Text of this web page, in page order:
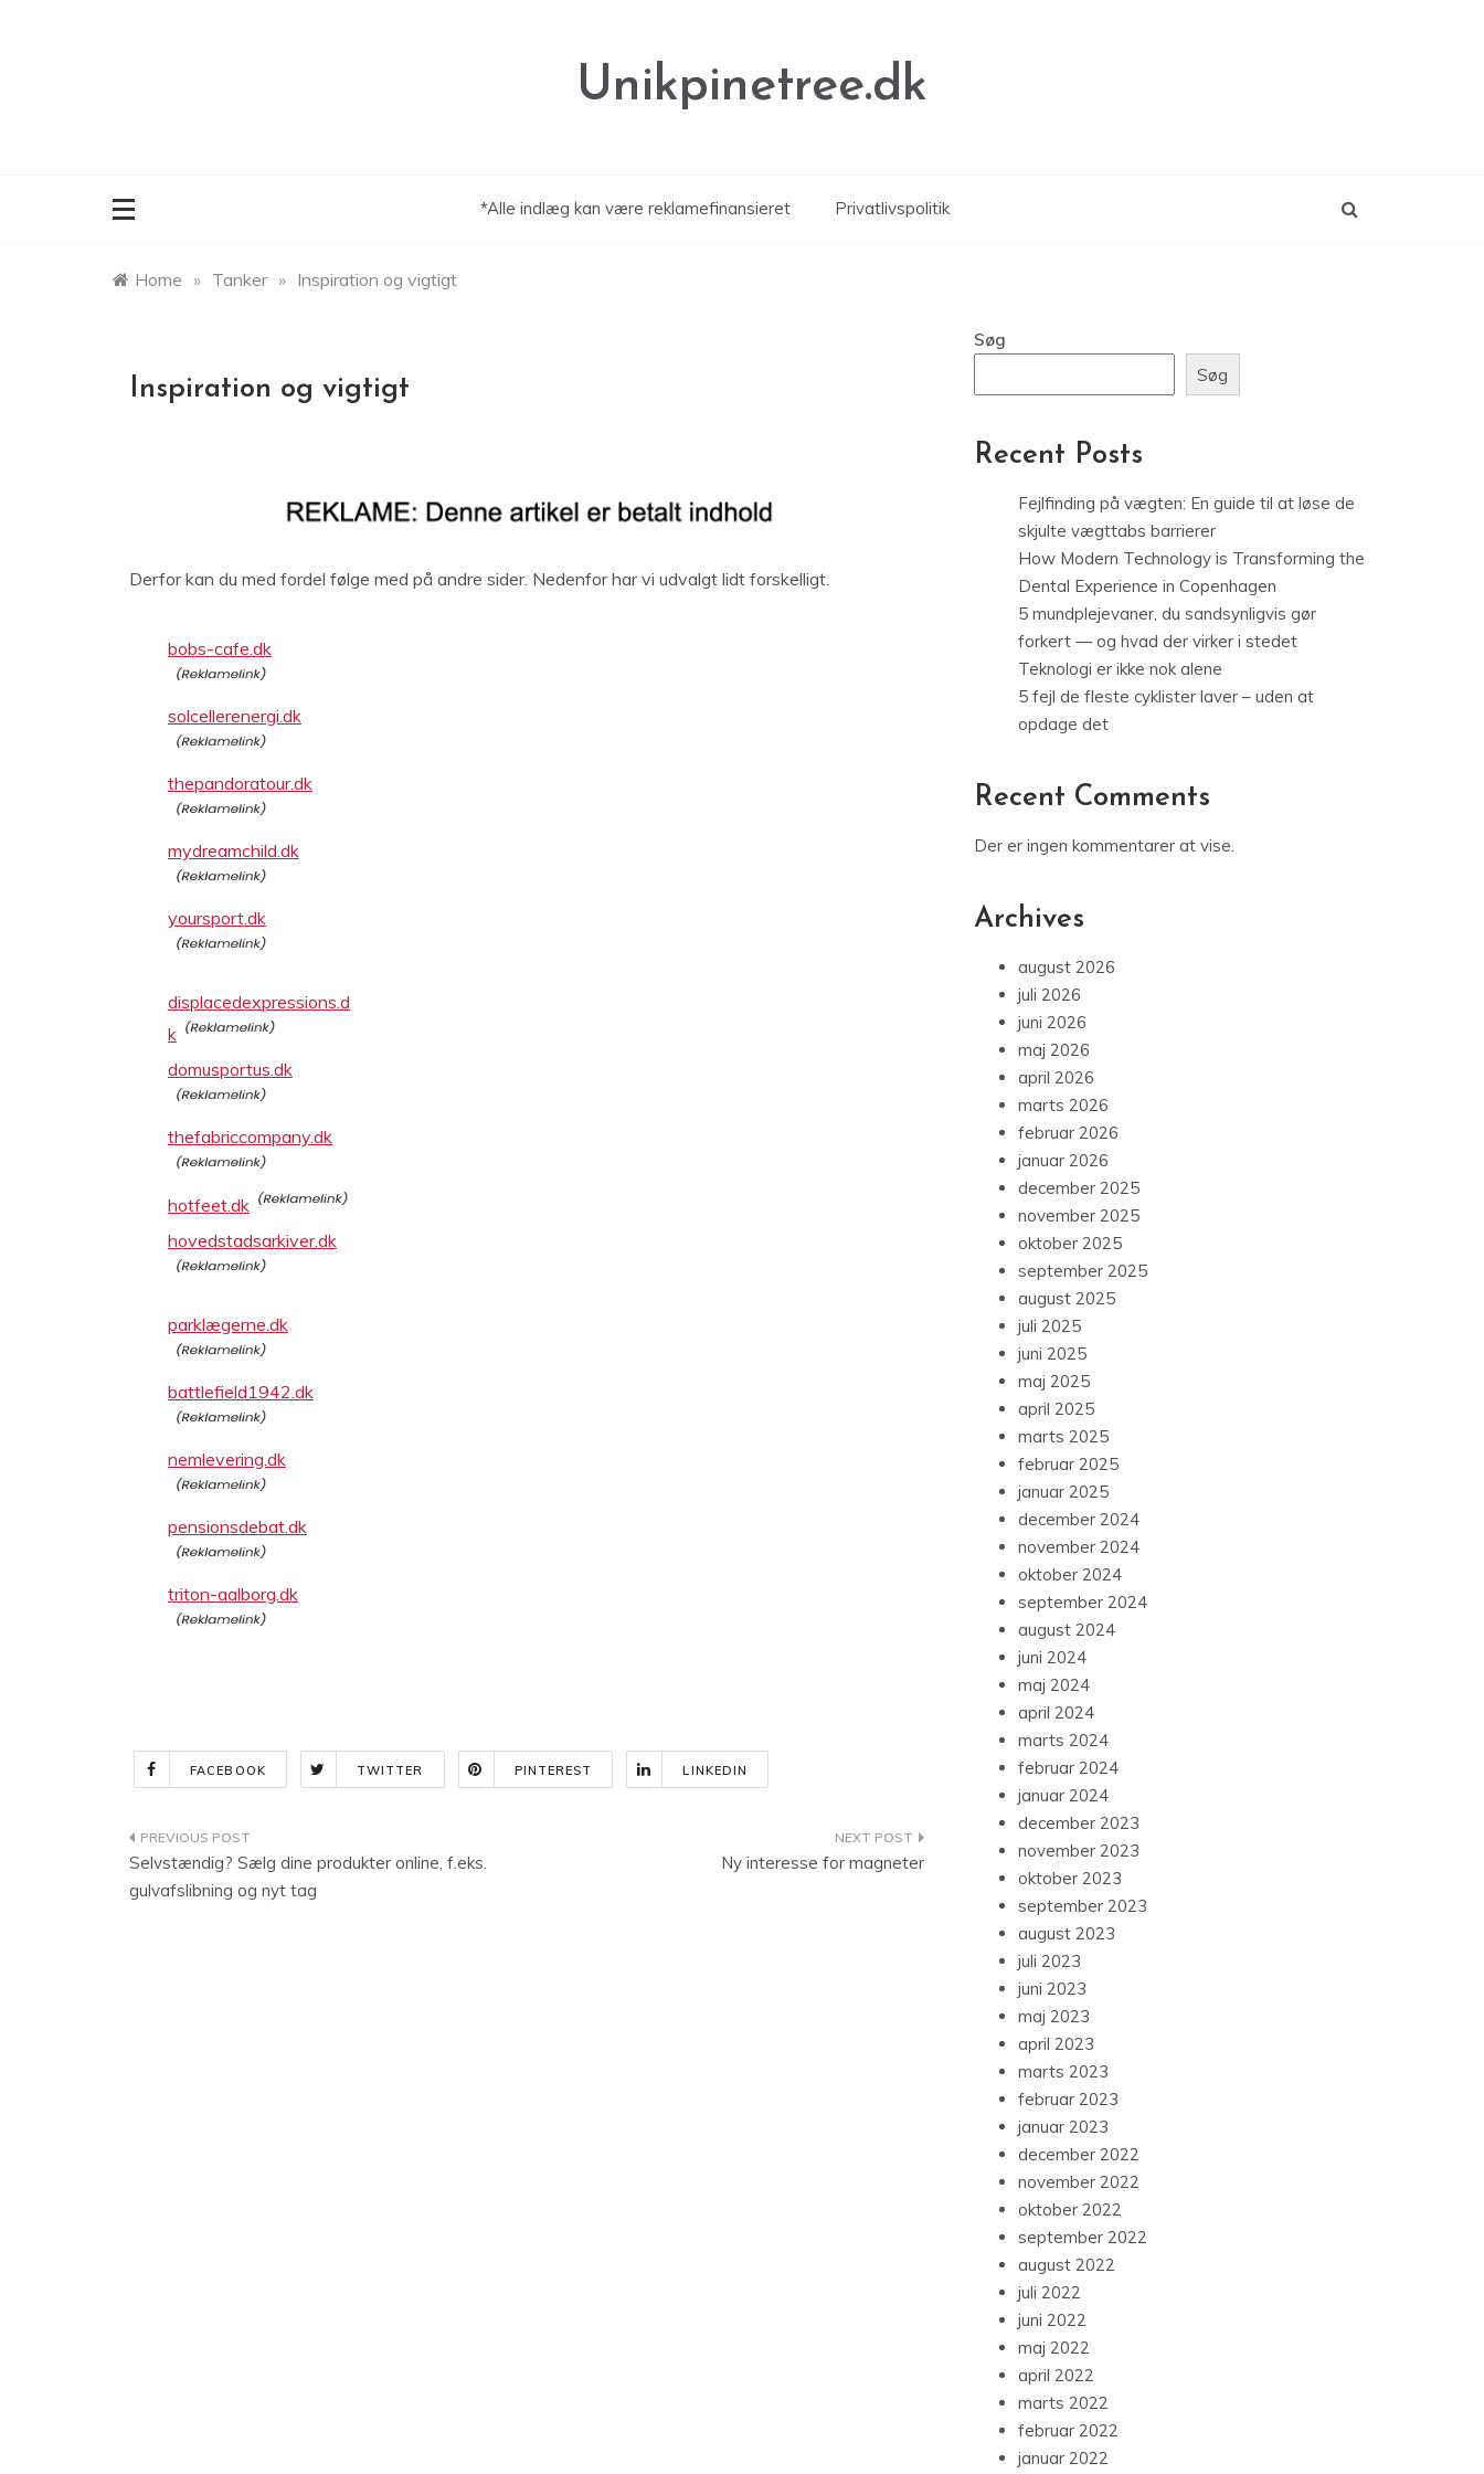
Unikpinetree.dk
*Alle indlæg kan være reklamefinansieret Privatlivspolitik
Home » Tanker » Inspiration og vigtigt
Inspiration og vigtigt
Derfor kan du med fordel følge med på andre sider. Nedenfor har vi udvalgt lidt forskelligt.
bobs-cafe.dk
solcellerenergi.dk
thepandoratour.dk
mydreamchild.dk
yoursport.dk
displacedexpressions.d
k
domusportus.dk
thefabriccompany.dk
hotfeet.dk
hovedstadsarkiver.dk
parklægerne.dk
battlefield1942.dk
nemlevering.dk
pensionsdebat.dk
triton-aalborg.dk
FACEBOOK TWITTER PINTEREST LINKEDIN
Indlægsnavigation
Selvstændig? Sælg dine produkter online, f.eks.
gulvafslibning og nyt tag
Ny interesse for magneter
Søg
Søg
Recent Posts
Fejlfinding på vægten: En guide til at løse de
skjulte vægttabs barrierer
How Modern Technology is Transforming the
Dental Experience in Copenhagen
5 mundplejevaner, du sandsynligvis gør
forkert — og hvad der virker i stedet
Teknologi er ikke nok alene
5 fejl de fleste cyklister laver – uden at
opdage det
Recent Comments
Der er ingen kommentarer at vise.
Archives
august 2026
juli 2026
juni 2026
maj 2026
april 2026
marts 2026
februar 2026
januar 2026
december 2025
november 2025
oktober 2025
september 2025
august 2025
juli 2025
juni 2025
maj 2025
april 2025
marts 2025
februar 2025
januar 2025
december 2024
november 2024
oktober 2024
september 2024
august 2024
juni 2024
maj 2024
april 2024
marts 2024
februar 2024
januar 2024
december 2023
november 2023
oktober 2023
september 2023
august 2023
juli 2023
juni 2023
maj 2023
april 2023
marts 2023
februar 2023
januar 2023
december 2022
november 2022
oktober 2022
september 2022
august 2022
juli 2022
juni 2022
maj 2022
april 2022
marts 2022
februar 2022
januar 2022